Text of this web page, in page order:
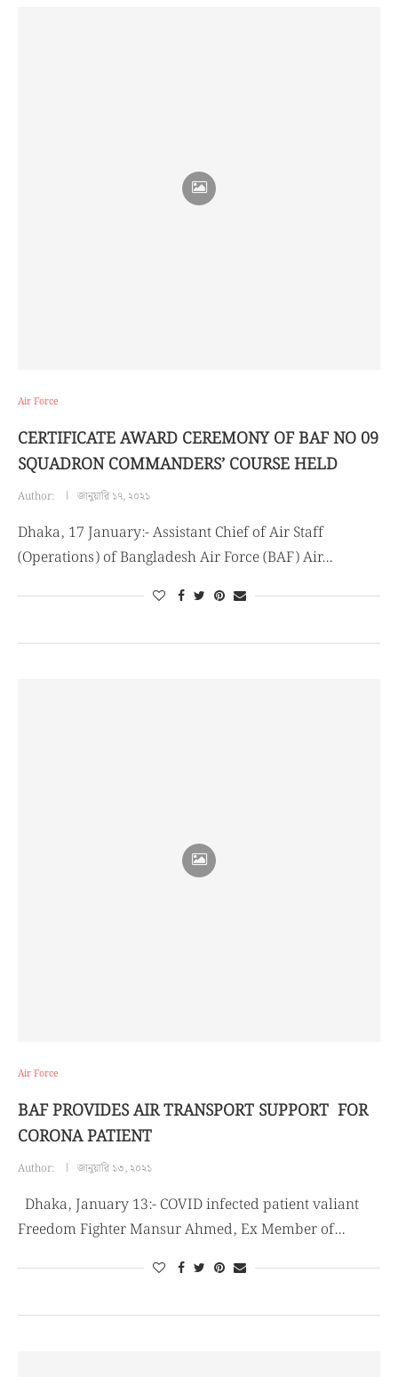
Air Force
CERTIFICATE AWARD CEREMONY OF BAF NO 09
SQUADRON COMMANDERS’ COURSE HELD
Author: জানুয়ারি ১৭, ২০২১
Dhaka, 17 January:- Assistant Chief of Air Staff
(Operations) of Bangladesh Air Force (BAF) Air…
Air Force
BAF PROVIDES AIR TRANSPORT SUPPORT FOR
CORONA PATIENT
Author: জানুয়ারি ১৩, ২০২১
Dhaka, January 13:- COVID infected patient valiant
Freedom Fighter Mansur Ahmed, Ex Member of…